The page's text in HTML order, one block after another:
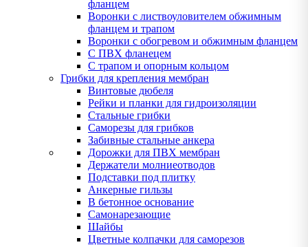
фланцем
Воронки с листвоуловителем обжимным
фланцем и трапом
Воронки с обогревом и обжимным фланцем
С ПВХ фланецем
С трапом и опорным кольцом
Грибки для крепления мембран
Винтовые дюбеля
Рейки и планки для гидроизоляции
Стальные грибки
Саморезы для грибков
Забивные стальные анкера
Дорожки для ПВХ мембран
Держатели молниеотводов
Подставки под плитку
Анкерные гильзы
В бетонное основание
Самонарезающие
Шайбы
Цветные колпачки для саморезов